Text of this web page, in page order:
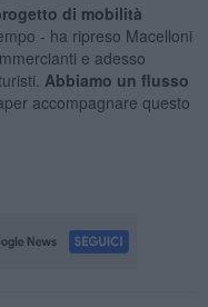
di mobilità
- ha ripreso Macelloni
e adesso
Abbiamo un flusso
accompagnare questo